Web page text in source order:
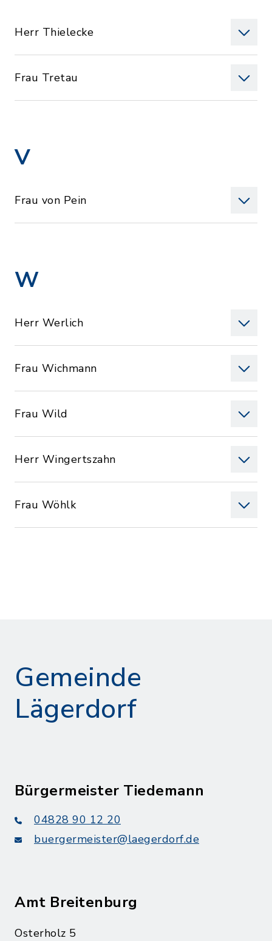
Herr Thielecke
Frau Tretau
V
Frau von Pein
W
Herr Werlich
Frau Wichmann
Frau Wild
Herr Wingertszahn
Frau Wöhlk
Gemeinde
Lägerdorf
Bürgermeister Tiedemann
04828 90 12 20
buergermeister@laegerdorf.de
Amt Breitenburg
Osterholz 5